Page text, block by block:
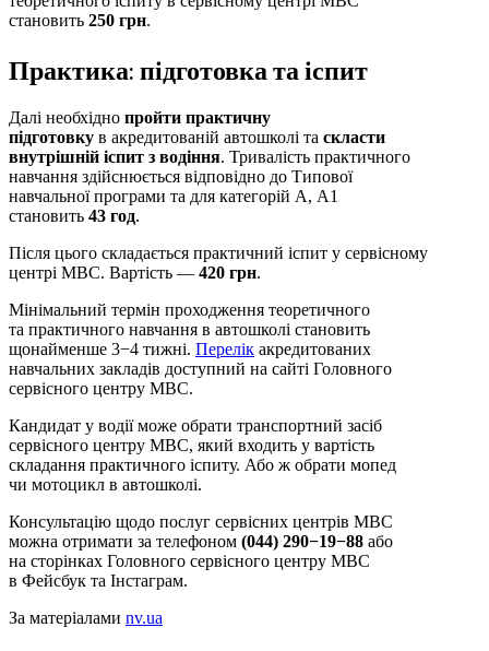
становить 250 грн.
Практика: підготовка та іспит
Далі необхідно пройти практичну
підготовку в акредитованій автошколі та скласти
внутрішній іспит з водіння. Тривалість практичного
навчання здійснюється відповідно до Типової
навчальної програми та для категорій А, А1
становить 43 год.
Після цього складається практичний іспит у сервісному
центрі МВС. Вартість — 420 грн.
Мінімальний термін проходження теоретичного
та практичного навчання в автошколі становить
щонайменше 3−4 тижні. Перелік акредитованих
навчальних закладів доступний на сайті Головного
сервісного центру МВС.
Кандидат у водії може обрати транспортний засіб
сервісного центру МВС, який входить у вартість
складання практичного іспиту. Або ж обрати мопед
чи мотоцикл в автошколі.
Консультацію щодо послуг сервісних центрів МВС
можна отримати за телефоном (044) 290−19−88 або
на сторінках Головного сервісного центру МВС
в Фейсбук та Інстаграм.
За матеріалами nv.ua